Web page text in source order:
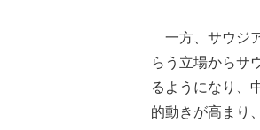
一方、サウジ
らう立場からサ
るようになり、
的動きが高まり